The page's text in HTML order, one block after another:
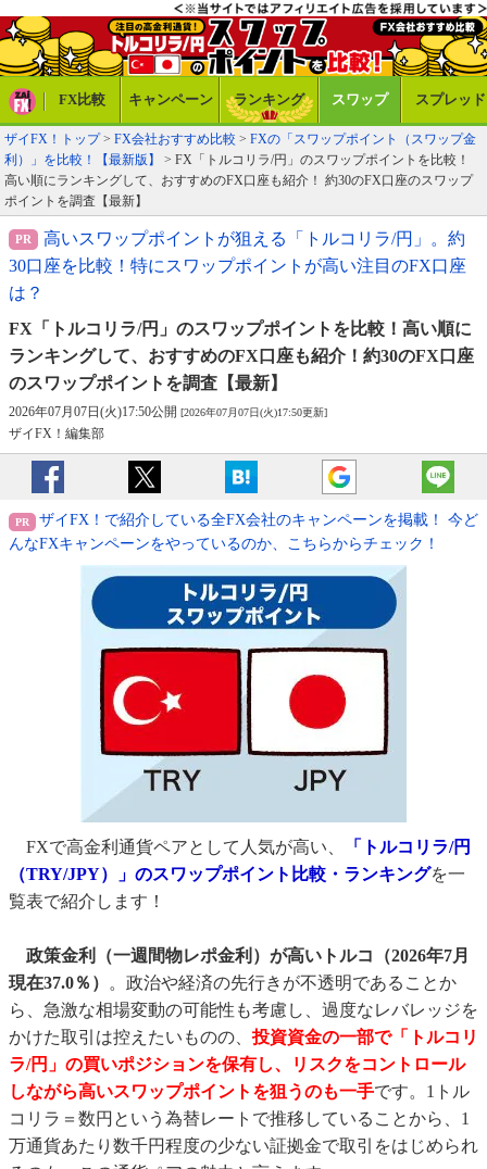
FX比較 キャンペーン ランキング スワップ スプレッド
ザイFX！トップ> FX会社おすすめ比較 > FXの「スワップポイント（スワップ金
利）」を比較！【最新版】
> FX「トルコリラ/円」のスワップポイントを比較！
高い順にランキングして、おすすめのFX口座も紹介！ 約30のFX口座のスワップ
ポイントを調査【最新】
高いスワップポイントが狙える「トルコリラ/円」。約
30口座を比較！特にスワップポイントが高い注目のFX口座
は？
FX「トルコリラ/円」のスワップポイントを比較！ 高い順に
ランキングして、おすすめのFX口座も紹介！ 約30のFX口座
のスワップポイントを調査【最新】
2026年07月07日(火)17:50公開 [2026年07月07日(火)17:50更新]
ザイFX！編集部
ザイFX！で紹介している全FX会社のキャンペーンを掲載！ 今ど
んなFXキャンペーンをやっているのか、こちらからチェック！
FXで高金利通貨ペアとして人気が高い、
「トルコリラ/円
（TRY/JPY）」のスワップポイント比較・ランキングを一
覧表で紹介します！
政策金利（一週間物レポ金利）が高いトルコ（2026年7月
現在37.0％）
。政治や経済の先行きが不透明であることか
ら、急激な相場変動の可能性も考慮し、過度なレバレッジを
かけた取引は控えたいものの、投資資金の一部で「トルコリ
ラ/円」の買いポジションを保有し、リスクをコントロール
しながら高いスワップポイントを狙うのも一手です。1トル
コリラ＝数円という為替レートで推移していることから、1
万通貨あたり数千円程度の少ない証拠金で取引をはじめられ